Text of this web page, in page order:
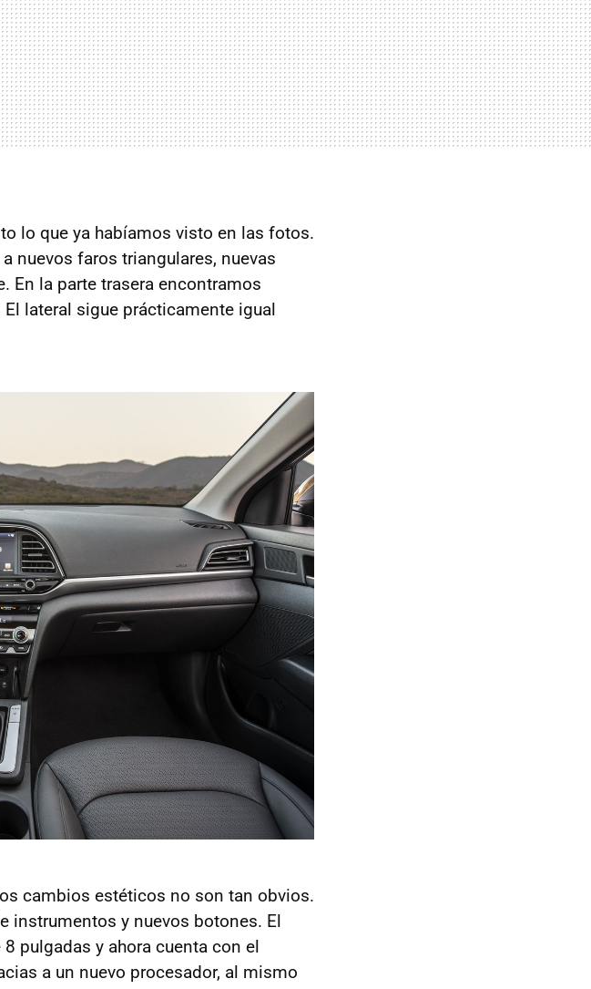
lo que ya habíamos visto en las fotos.
nuevos faros triangulares, nuevas
En la parte trasera encontramos
lateral sigue prácticamente igual
cambios estéticos no son tan obvios.
instrumentos y nuevos botones. El
pulgadas y ahora cuenta con el
a un nuevo procesador, al mismo